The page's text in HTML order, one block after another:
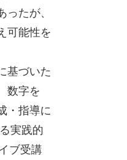
たが、
可能性を
基づいた
数字を
・指導に
実践的
ブ受講